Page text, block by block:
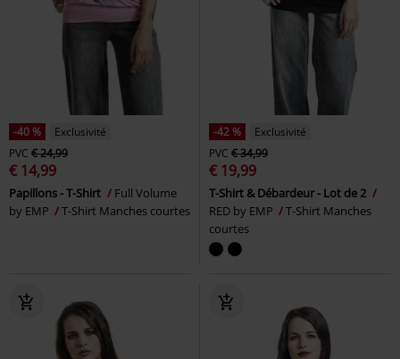
-40 %
Exclusivité
PVC € 24,99
€ 14,99
Papillons - T-Shirt
Full Volume
by EMP
T-Shirt Manches courtes
-42 %
Exclusivité
PVC € 34,99
€ 19,99
T-Shirt & Débardeur - Lot de 2
RED by EMP
T-Shirt Manches
courtes